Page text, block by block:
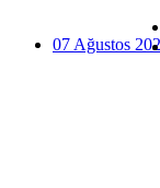
07 Ağustos